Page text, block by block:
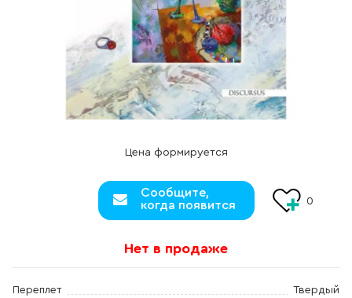
Цена формируется
Сообщите,
когда появится
0
Нет в продаже
Переплет Твердый